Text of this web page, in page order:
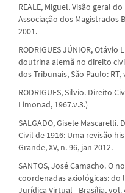
REALE, Miguel. Visão geral
Associação dos Magistrados
2001.
RODRIGUES JÚNIOR,
doutrina alemã no direito
dos Tribunais, São Paulo: RT,
RODRIGUES, Silvio. Direito
Limonad, 1967.v.3.)
SALGADO, Gisele
Civil de 1916: Uma revisão
Grande, XV, n. 96, jan 2012.
SANTOS, José Camacho. O
coordenadas axiológicas: do
Jurídica Virtual - Brasília, vol.